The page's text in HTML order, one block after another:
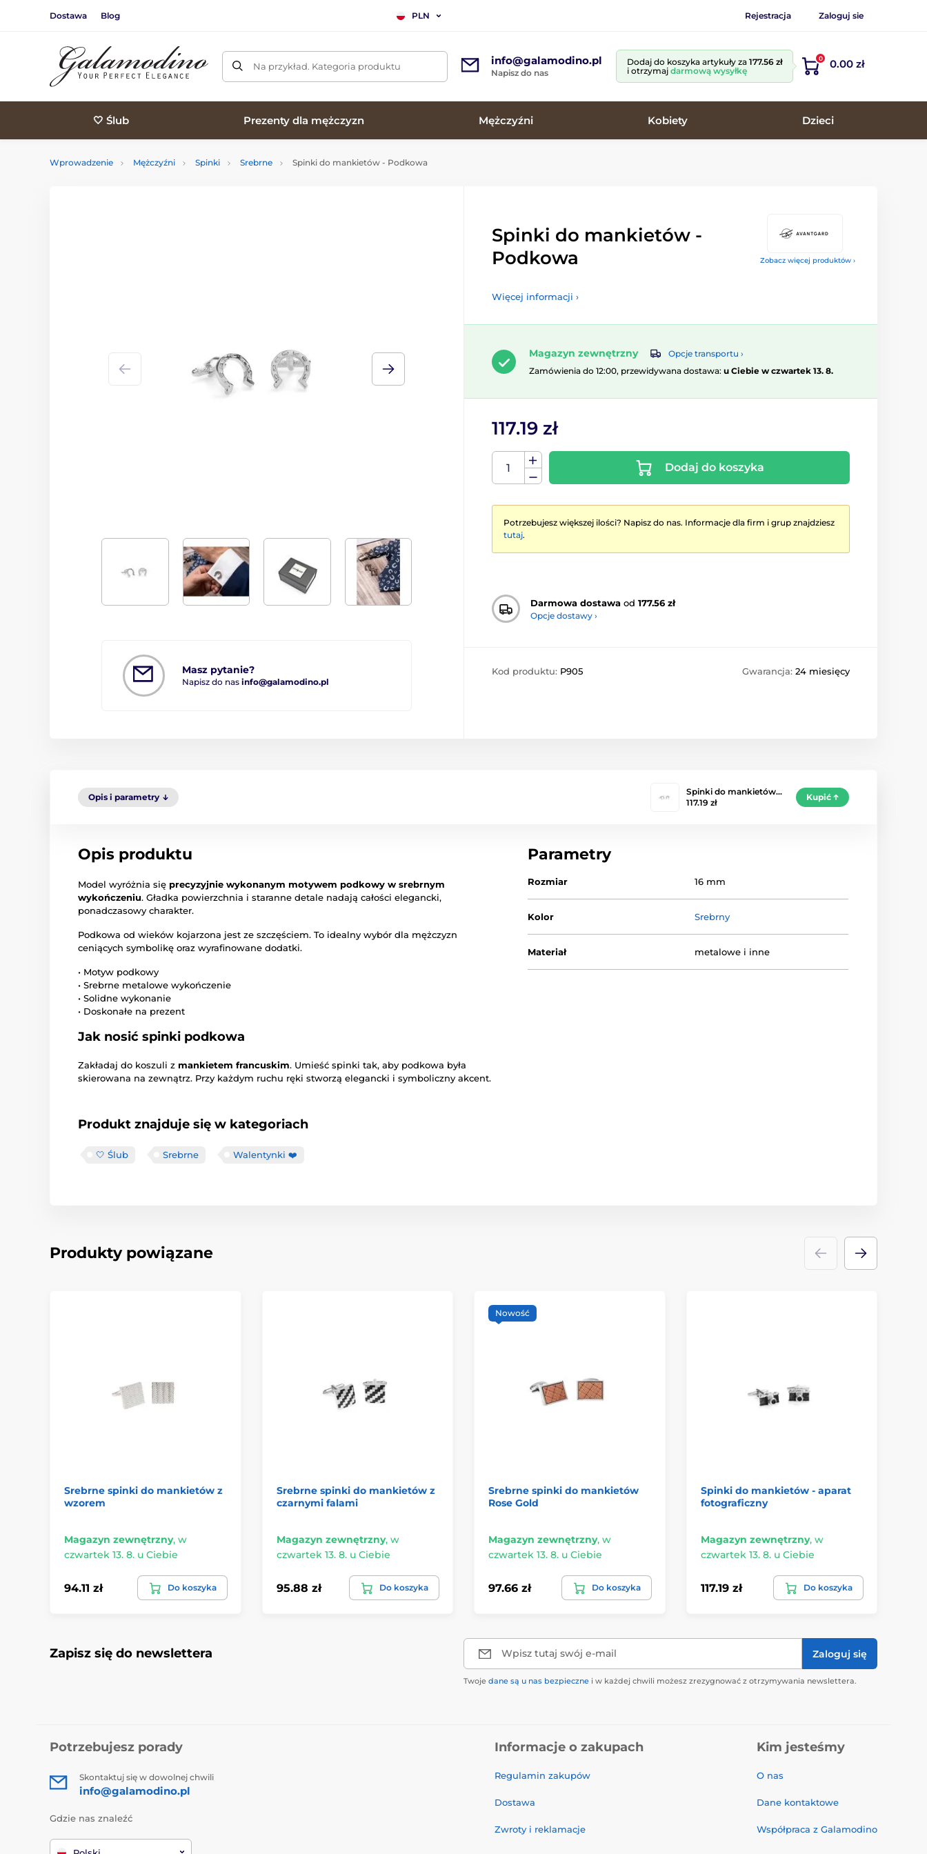
Dostawa Blog PLN Rejestracja Zaloguj sie
Na przykład. Kategoria produktu info@galamodino.pl
Napisz do nas
Dodaj do koszyka artykuły za 177.56 zł
i otrzymaj darmową wysyłkę
0 0.00 zł
🤍 Ślub Prezenty dla mężczyzn Mężczyźni Kobiety Dzieci
Wprowadzenie Mężczyźni Spinki Srebrne Spinki do mankietów - Podkowa
Zobacz więcej produktów ›
Masz pytanie?
Napisz do nas info@galamodino.pl
Spinki do mankietów -
Podkowa
Więcej informacji ›
Magazyn zewnętrzny
Opcje transportu ›
Zamówienia do 12:00, przewidywana dostawa: u Ciebie w czwartek 13. 8.
117.19 zł
Dodaj do koszyka
Potrzebujesz większej ilości? Napisz do nas. Informacje dla firm i grup znajdziesz
tutaj.
Darmowa dostawa od 177.56 zł
Opcje dostawy ›
Kod produktu: P905 Gwarancja: 24 miesięcy
Opis i parametry
Spinki do mankietów…
117.19 zł
Kupić
Opis produktu
Model wyróżnia się precyzyjnie wykonanym motywem podkowy w srebrnym
wykończeniu. Gładka powierzchnia i staranne detale nadają całości elegancki,
ponadczasowy charakter.
Podkowa od wieków kojarzona jest ze szczęściem. To idealny wybór dla mężczyzn
ceniących symbolikę oraz wyrafinowane dodatki.
• Motyw podkowy
• Srebrne metalowe wykończenie
• Solidne wykonanie
• Doskonałe na prezent
Jak nosić spinki podkowa
Zakładaj do koszuli z mankietem francuskim. Umieść spinki tak, aby podkowa była
skierowana na zewnątrz. Przy każdym ruchu ręki stworzą elegancki i symboliczny akcent.
Produkt znajduje się w kategoriach
🤍 Ślub Srebrne Walentynki ❤️
Parametry
Rozmiar 16 mm
Kolor Srebrny
Materiał metalowe i inne
Produkty powiązane
Srebrne spinki do mankietów z
wzorem
Magazyn zewnętrzny, w
czwartek 13. 8. u Ciebie
94.11 zł Do koszyka
Srebrne spinki do mankietów z
czarnymi falami
Magazyn zewnętrzny, w
czwartek 13. 8. u Ciebie
95.88 zł Do koszyka
Nowość
Srebrne spinki do mankietów
Rose Gold
Magazyn zewnętrzny, w
czwartek 13. 8. u Ciebie
97.66 zł Do koszyka
Spinki do mankietów - aparat
fotograficzny
Magazyn zewnętrzny, w
czwartek 13. 8. u Ciebie
117.19 zł Do koszyka
Zapisz się do newslettera Wpisz tutaj swój e-mail Zaloguj się
Twoje dane są u nas bezpieczne i w każdej chwili możesz zrezygnować z otrzymywania newslettera.
Potrzebujesz porady
Skontaktuj się w dowolnej chwili
info@galamodino.pl
Gdzie nas znaleźć
Informacje o zakupach
Regulamin zakupów
Dostawa
Zwroty i reklamacje
Kim jesteśmy
O nas
Dane kontaktowe
Współpraca z Galamodino